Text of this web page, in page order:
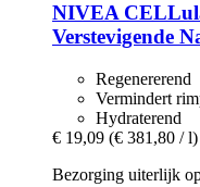
NIVEA
Verstevigende
Regenererend
Vermindert
Hydraterend
€ 19,09 (€ 381,80 / l)
Bezorging uiterlijk